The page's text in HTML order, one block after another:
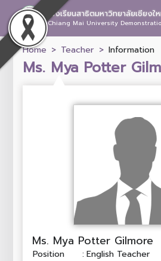
โรงเรียนสาธิตมหาวิทยาลัยเชียงใ
Chiang Mai University
Home Teacher Information
Ms. Mya Potter
Ms. Mya Potter Gilmore
Position : English Teacher